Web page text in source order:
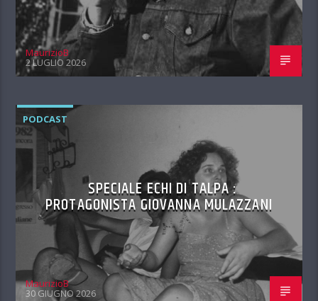
MaurizioB
2 LUGLIO 2026
PODCAST
SPECIALE ECHI DI TALPA :
PROTAGONISTA GIOVANNA MULAZZANI
MaurizioB
30 GIUGNO 2026